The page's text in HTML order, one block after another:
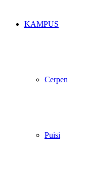
KAMPUS
Cerpen
Puisi